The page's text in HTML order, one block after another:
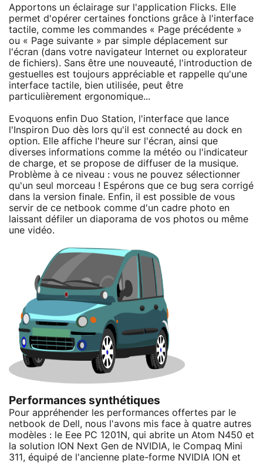
Apportons un éclairage sur l'application Flicks. Elle
permet d'opérer certaines fonctions grâce à l'interface
tactile, comme les commandes « Page précédente »
ou « Page suivante » par simple déplacement sur
l'écran (dans votre navigateur Internet ou explorateur
de fichiers). Sans être une nouveauté, l'introduction de
gestuelles est toujours appréciable et rappelle qu'une
interface tactile, bien utilisée, peut être
particulièrement ergonomique...
Evoquons enfin Duo Station, l'interface que lance
l'Inspiron Duo dès lors qu'il est connecté au dock en
option. Elle affiche l'heure sur l'écran, ainsi que
diverses informations comme la météo ou l'indicateur
de charge, et se propose de diffuser de la musique.
Problème à ce niveau : vous ne pouvez sélectionner
qu'un seul morceau ! Espérons que ce bug sera corrigé
dans la version finale. Enfin, il est possible de vous
servir de ce netbook comme d'un cadre photo en
laissant défiler un diaporama de vos photos ou même
une vidéo.
Performances synthétiques
Pour appréhender les performances offertes par le
netbook de Dell, nous l'avons mis face à quatre autres
modèles : le Eee PC 1201N, qui abrite un Atom N450 et
la solution ION Next Gen de NVIDIA, le Compaq Mini
311, équipé de l'ancienne plate-forme NVIDIA ION et